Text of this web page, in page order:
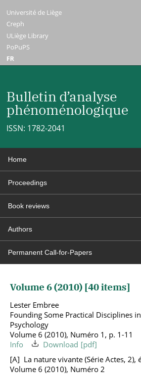
Université de Liège
Creph
ULiège Library
PoPuPS
FR
Bulletin d’analyse
phénoménologique
ISSN: 1782-2041
Home
Proceedings
Book reviews
Authors
Permanent Call-for-Papers
Volume 6 (2010) [40items]
Lester Embree
Founding Some Practical Disciplines
Psychology
Volume 6 (2010), Numéro 1, p. 1-11
Info
Download
La nature vivante (Série Actes, 2),
Volume 6 (2010), Numéro 2